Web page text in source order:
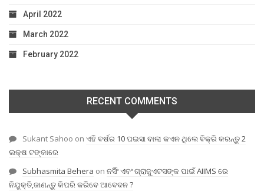
April 2022
March 2022
February 2022
RECENT COMMENTS
Sukant Sahoo on ଏହି ବର୍ଷର 10 ପଇସା ବାଲା କଏନ ଥିଲେ ବିକ୍ରି କରନ୍ତୁ 2
ଲକ୍ଷ ଟଙ୍କାରେ
Subhasmita Behera on ନର୍ସିଂ ଏବଂ ଗ୍ରାଜୁଏଟସଙ୍କ ପାଇଁ AIIMS ରେ
ନିଯୁକ୍ତି,ଜାଣନ୍ତୁ କିପରି କରିବେ ଆବେଦନ ?